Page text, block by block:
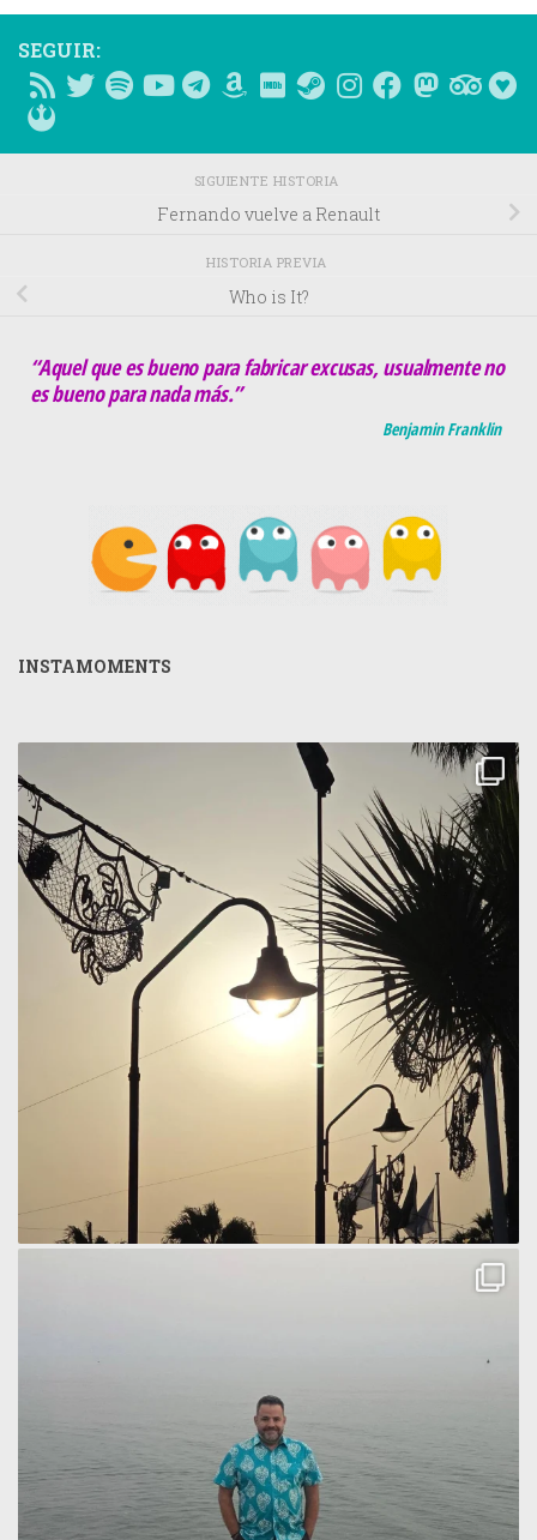
SEGUIR:
SIGUIENTE HISTORIA
Fernando vuelve a Renault
HISTORIA PREVIA
Who is It?
“Aquel que es bueno para fabricar excusas, usualmente no
es bueno para nada más.”
Benjamin Franklin
INSTAMOMENTS